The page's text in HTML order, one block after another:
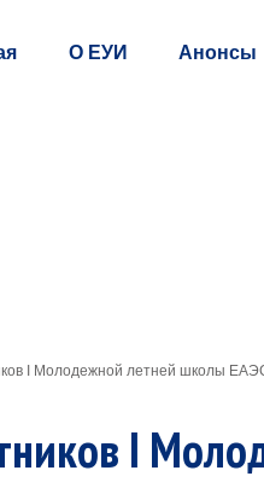
О ЕУИ Анонсы
I Молодежной летней школы
I